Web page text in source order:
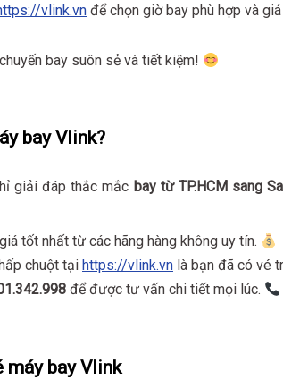
vlink.vn để chọn giờ bay phù hợp và
bay suôn sẻ và tiết kiệm!
bay Vlink?
giải đáp thắc mắc bay từ TP.HCM sang
tốt nhất từ các hãng hàng không uy tín.
chuột tại https://vlink.vn là bạn đã có vé
để được tư vấn chi tiết mọi lúc.
máy bay Vlink